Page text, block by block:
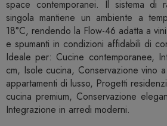
space contemporanei. Il sistema di
singola mantiene un ambiente a
18°C, rendendo la Flow-46 adatta a
e spumanti in condizioni affidabili di
Ideale per: Cucine contemporanee,
cm, Isole cucina, Conservazione vino
appartamenti di lusso, Progetti
cucina premium, Conservazione
Integrazione in arredi moderni.